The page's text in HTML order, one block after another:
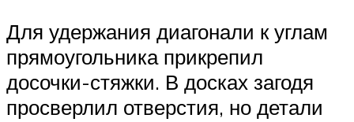
Для удержания диагонали к углам
прямоугольника прикрепил
досочки-стяжки. В досках загодя
просверлил отверстия, но детали